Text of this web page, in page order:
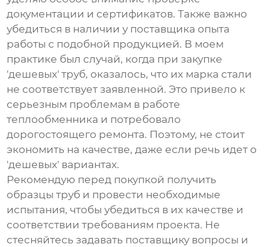
документации и сертификатов. Также важно
убедиться в наличии у поставщика опыта
работы с подобной продукцией. В моем
практике был случай, когда при закупке
'дешевых' труб, оказалось, что их марка стали
не соответствует заявленной. Это привело к
серьезным проблемам в работе
теплообменника и потребовало
дорогостоящего ремонта. Поэтому, не стоит
экономить на качестве, даже если речь идет о
'дешевых' вариантах.
Рекомендую перед покупкой получить
образцы труб и провести необходимые
испытания, чтобы убедиться в их качестве и
соответствии требованиям проекта. Не
стесняйтесь задавать поставщику вопросы и